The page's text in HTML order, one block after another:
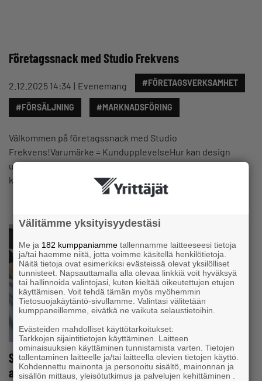
Företagssnack med Studio Frekvens
2.12.2025 14:34 Evenemang #FÖRETAGSVERKSAMHET
#FÖRSÄLJNING #MARKNADSFÖRING
Välkommen på företagssnack med Studio
Frekvens!Varumärke = KundupplevelseHur kan design
utveckla ditt företags affärsverksamhet och
kundupplevelse?Under kvällen dyker vi in…
Silverfärgad företagarflagga tilldelad Lovisa stad
av Nylands Företagare
Välitämme yksityisyydestäsi
Me ja 182 kumppaniamme tallennamme laitteeseesi tietoja
ja/tai haemme niitä, jotta voimme käsitellä henkilötietoja.
Näitä tietoja ovat esimerkiksi evästeissä olevat yksilölliset
tunnisteet. Napsauttamalla alla olevaa linkkiä voit hyväksyä
tai hallinnoida valintojasi, kuten kieltää oikeutettujen etujen
käyttämisen. Voit tehdä tämän myös myöhemmin
Tietosuojakäytäntö-sivullamme. Valintasi välitetään
kumppaneillemme, eivätkä ne vaikuta selaustietoihin.
Evästeiden mahdolliset käyttötarkoitukset:
Tarkkojen sijaintitietojen käyttäminen. Laitteen
ominaisuuksien käyttäminen tunnistamista varten. Tietojen
tallentaminen laitteelle ja/tai laitteella olevien tietojen käyttö.
Kohdennettu mainonta ja personoitu sisältö, mainonnan ja
sisällön mittaus, yleisötutkimus ja palvelujen kehittäminen .